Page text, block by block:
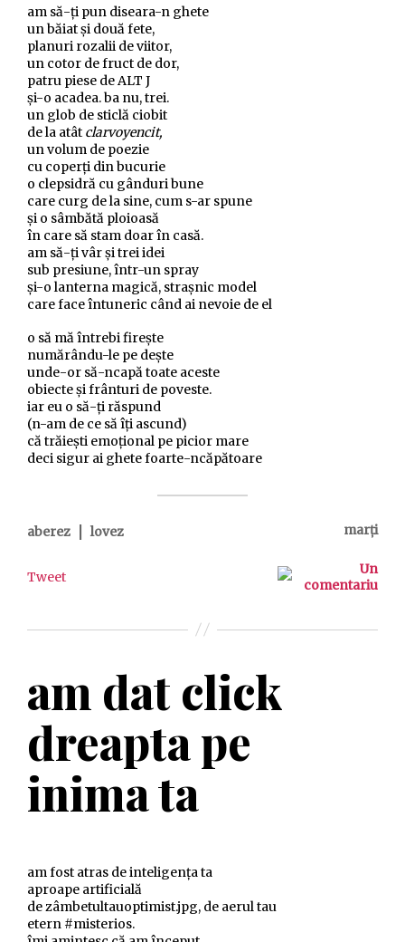
observez
parafrazez
recomandez
reflectez
rememorez
socializez
Uncategorized
am să-ți pun diseara-n ghete
un băiat și două fete,
planuri rozalii de viitor,
un cotor de fruct de dor,
patru piese de ALT J
și-o acadea. ba nu, trei.
un glob de sticlă ciobit
de la atât clarvoyencit,
un volum de poezie
cu coperți din bucurie
o clepsidră cu gânduri bune
care curg de la sine, cum s-ar spune
și o sâmbătă ploioasă
în care să stam doar în casă.
am să-ți vâr și trei idei
sub presiune, într-un spray
și-o lanterna magică, strașnic model
care face întuneric când ai nevoie de el
o să mă întrebi firește
numărându-le pe dește
unde-or să-ncapă toate aceste
obiecte și frânturi de poveste.
iar eu o să-ți răspund
(n-am de ce să îți ascund)
că trăiești emoțional pe picior mare
deci sigur ai ghete foarte-ncăpătoare
aberez lovez marți
Tweet
Un
comentariu
am dat click
dreapta pe
inima ta
am fost atras de inteligența ta
aproape artificială
de zâmbetultauoptimist.jpg, de aerul tau
etern #misterios.